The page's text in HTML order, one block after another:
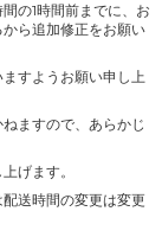
の1時間前までに、お
ら追加修正をお願い
すようお願い申し上
ますので、あらかじ
げます。
送時間の変更は変更